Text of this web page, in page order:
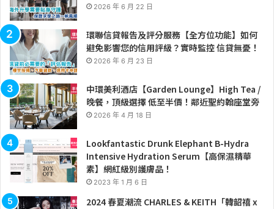
2026 年 6 月 22 日
環聯信貸報告及評分服務【全方位功能】如何
避免影響您的信用評級？實時監控 信貸無憂！
2026 年 6 月 23 日
中環美利酒店【Garden Lounge】High Tea /
晚餐，頂級選擇 低至半價！鄰近聖約翰座堂旁
2026 年 4 月 18 日
Lookfantastic Drunk Elephant B-Hydra
Intensive Hydration Serum【高保濕精華
素】網紅級別護膚品！
2023 年 1 月 6 日
2024 春夏潮流 CHARLES & KEITH「韓韶禧 x